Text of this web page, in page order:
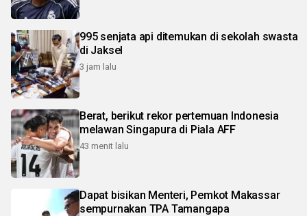
995 senjata api ditemukan di sekolah swasta
di Jaksel
3 jam lalu
Berat, berikut rekor pertemuan Indonesia
melawan Singapura di Piala AFF
43 menit lalu
Dapat bisikan Menteri, Pemkot Makassar
sempurnakan TPA Tamangapa